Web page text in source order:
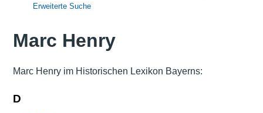
Erweiterte Suche
Marc Henry
Marc Henry im Historischen Lexikon Bayerns:
D